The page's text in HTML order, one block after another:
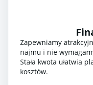
Zapewniamy
najmu i nie
Stała kwota ułatwia
kosztów.